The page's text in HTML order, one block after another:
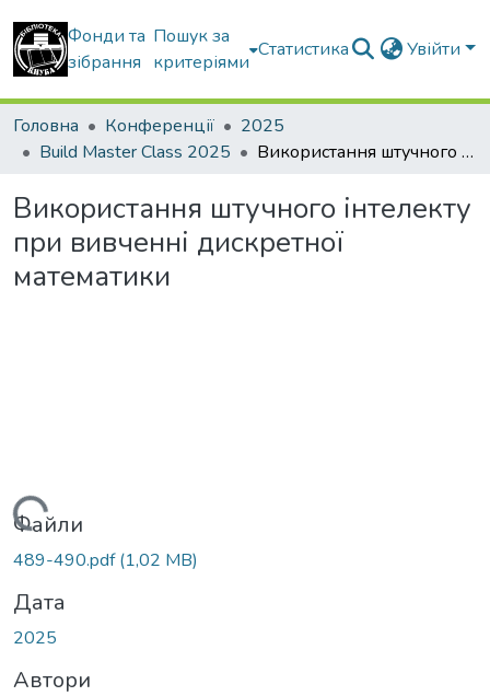
Фонди та
зібрання
Пошук за
критеріями
Статистика Увійти
Головна Конференції
2025
Build Master Class 2025
Використання штучного інтелекту при вивченні дискретної математики
Використання штучного інтелекту
при вивченні дискретної
математики
Вантажиться...
Файли
489-490.pdf(1,02 MB)
Дата
2025
Автори